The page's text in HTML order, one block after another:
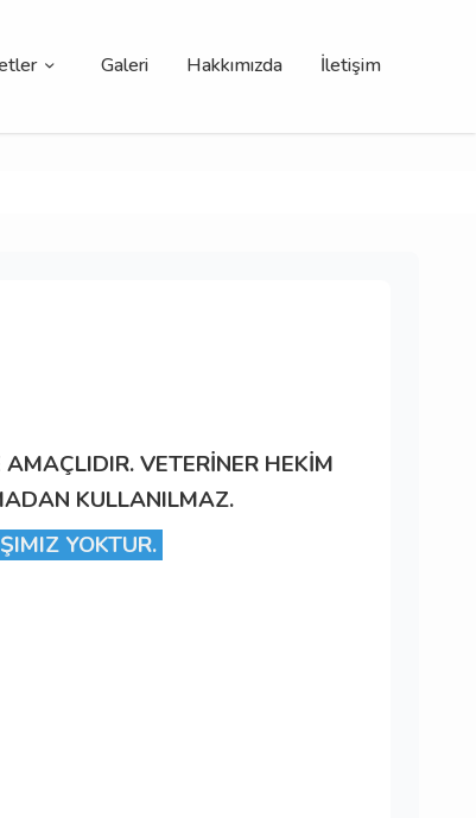
Galeri Hakkımızda İletişim
AMAÇLIDIR. VETERİNER HEKİM
KULLANILMAZ.
YOKTUR.